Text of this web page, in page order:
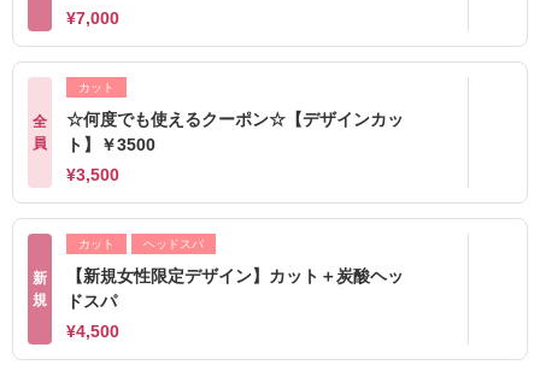
¥7,000
全
員
カット
☆何度でも使えるクーポン☆【デザインカッ
ト】￥3500
¥3,500
新
規
カット ヘッドスパ
【新規女性限定デザイン】カット＋炭酸ヘッ
ドスパ
¥4,500